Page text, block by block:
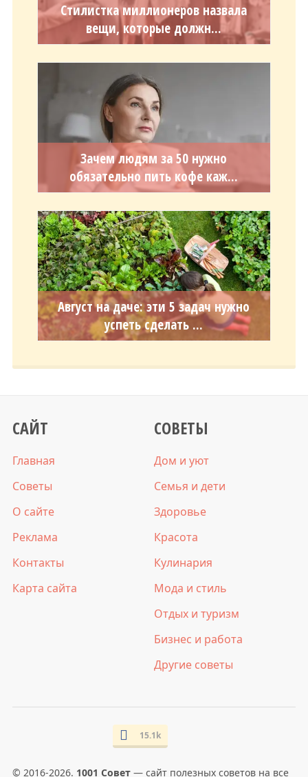
Стилистка миллионеров назвала
вещи, которые должн...
Зачем людям за 50 нужно
обязательно пить кофе каж...
Август на даче: эти 5 задач нужно
успеть сделать ...
САЙТ
Главная
Советы
О сайте
Реклама
Контакты
Карта сайта
СОВЕТЫ
Дом и уют
Семья и дети
Здоровье
Красота
Кулинария
Мода и стиль
Отдых и туризм
Бизнес и работа
Другие советы
15.1k
© 2016-2026. 1001 Совет— сайт полезных советов на все